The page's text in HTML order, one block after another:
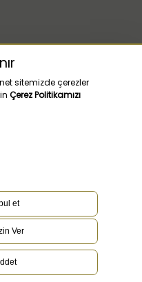
sitemizde çerezler
Çerez Politikamızı
Ver
et